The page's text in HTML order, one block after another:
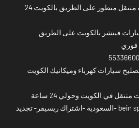
بنشر تصليح سيارات متنقل متطور على الطريق بالكويت 24
فينشر بالكويت على الطريق
فوري
سيارات كهرباء وميكانيك الكويت
في الكويت وحولي 24 ساعة
بي ان سبورت - bein sport -السعودية -اشتراك ريسيفر- تجديد